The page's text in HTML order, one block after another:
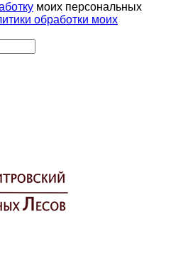
моих персональных
обработки моих